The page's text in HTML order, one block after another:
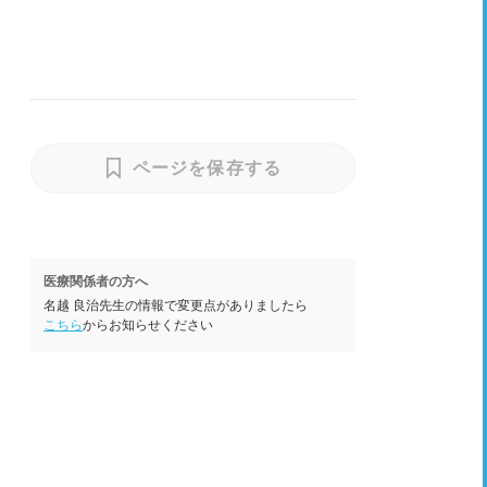
ページを保存する
医療関係者の方へ
名越 良治先生の情報で変更点がありましたら
こちらからお知らせください